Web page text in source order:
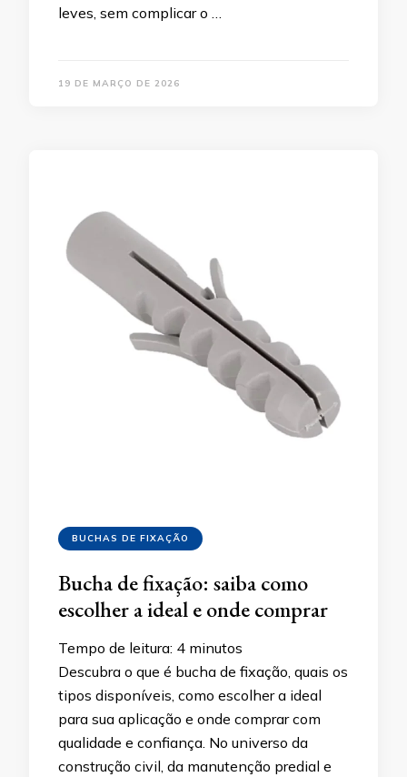
leves, sem complicar o …
19 DE MARÇO DE 2026
BUCHAS DE FIXAÇÃO
Bucha de fixação: saiba como
escolher a ideal e onde comprar
Tempo de leitura: 4 minutos
Descubra o que é bucha de fixação, quais os
tipos disponíveis, como escolher a ideal
para sua aplicação e onde comprar com
qualidade e confiança. No universo da
construção civil, da manutenção predial e